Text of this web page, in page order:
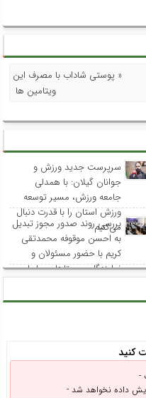
« پوستی شاداب با مصرف این
ویتامین ها
سرپرست جدید ورزش و
جوانان گیلان: با همدلی
جامعه ورزش، مسیر توسعه
ورزش استان را با قدرت دنبال
می‌کنیم
بررسی روند صدور مجوز تبدیل
به احسن موقوفه محمدتقی
کریم با حضور مسئولان و
نمایندگان روستاهای ساحلی
کنید
-
داده نخواهد شد -